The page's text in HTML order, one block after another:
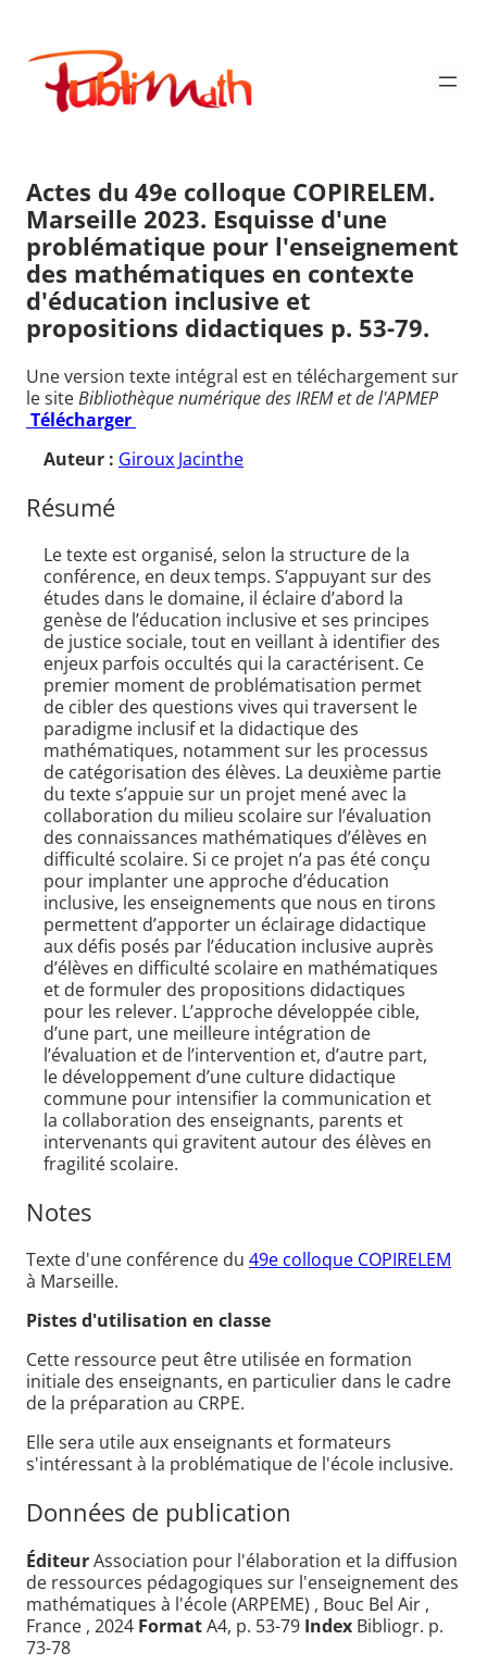
contenu
Publimath
Actes du 49e colloque COPIRELEM.
Marseille 2023. Esquisse d'une
problématique pour l'enseignement
des mathématiques en contexte
d'éducation inclusive et
propositions didactiques p. 53-79.
Une version texte intégral est en téléchargement sur
le siteBibliothèque numérique des IREM et de l'APMEP
Télécharger
Auteur : Giroux Jacinthe
Résumé
Le texte est organisé, selon la structure de la
conférence, en deux temps. S’appuyant sur des
études dans le domaine, il éclaire d’abord la
genèse de l’éducation inclusive et ses principes
de justice sociale, tout en veillant à identifier des
enjeux parfois occultés qui la caractérisent. Ce
premier moment de problématisation permet
de cibler des questions vives qui traversent le
paradigme inclusif et la didactique des
mathématiques, notamment sur les processus
de catégorisation des élèves. La deuxième partie
du texte s’appuie sur un projet mené avec la
collaboration du milieu scolaire sur l’évaluation
des connaissances mathématiques d’élèves en
difficulté scolaire. Si ce projet n’a pas été conçu
pour implanter une approche d’éducation
inclusive, les enseignements que nous en tirons
permettent d’apporter un éclairage didactique
aux défis posés par l’éducation inclusive auprès
d’élèves en difficulté scolaire en mathématiques
et de formuler des propositions didactiques
pour les relever. L’approche développée cible,
d’une part, une meilleure intégration de
l’évaluation et de l’intervention et, d’autre part,
le développement d’une culture didactique
commune pour intensifier la communication et
la collaboration des enseignants, parents et
intervenants qui gravitent autour des élèves en
fragilité scolaire.
Notes
Texte d'une conférence du 49e colloque COPIRELEM
à Marseille.
Pistes d'utilisation en classe
Cette ressource peut être utilisée en formation
initiale des enseignants, en particulier dans le cadre
de la préparation au CRPE.
Elle sera utile aux enseignants et formateurs
s'intéressant à la problématique de l'école inclusive.
Données de publication
ÉditeurAssociation pour l'élaboration et la diffusion
de ressources pédagogiques sur l'enseignement des
mathématiques à l'école (ARPEME) , Bouc Bel Air ,
France , 2024 FormatA4, p. 53-79 Index Bibliogr. p.
73-78